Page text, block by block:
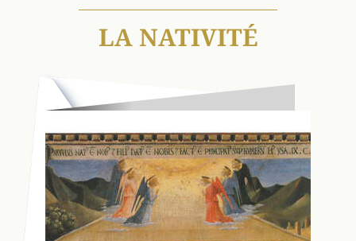
LA NATIVITÉ